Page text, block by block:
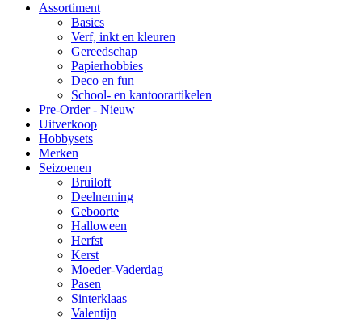
Assortiment
Basics
Verf, inkt en kleuren
Gereedschap
Papierhobbies
Deco en fun
School- en kantoorartikelen
Pre-Order - Nieuw
Uitverkoop
Hobbysets
Merken
Seizoenen
Bruiloft
Deelneming
Geboorte
Halloween
Herfst
Kerst
Moeder-Vaderdag
Pasen
Sinterklaas
Valentijn